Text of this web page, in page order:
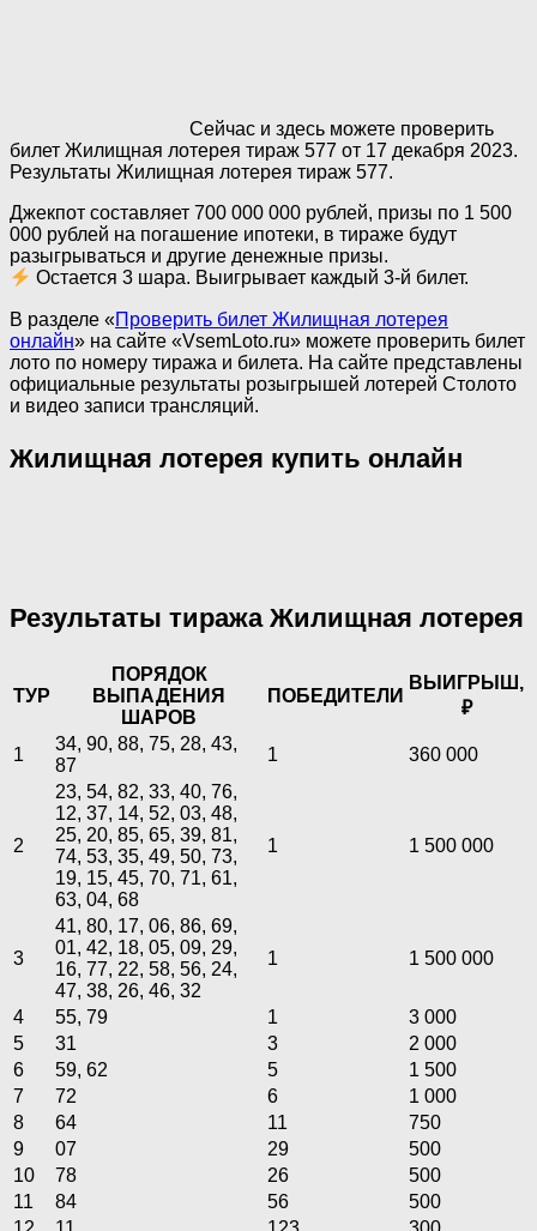
Сейчас и здесь можете проверить
билет Жилищная лотерея тираж 577 от 17 декабря 2023.
Результаты Жилищная лотерея тираж 577.
Джекпот составляет 700 000 000 рублей, призы по 1 500
000 рублей на погашение ипотеки, в тираже будут
разыгрываться и другие денежные призы.
Остается 3 шара. Выигрывает каждый 3-й билет.
В разделе «Проверить билет Жилищная лотерея
онлайн» на сайте «VsemLoto.ru» можете проверить билет
лото по номеру тиража и билета. На сайте представлены
официальные результаты розыгрышей лотерей Столото
и видео записи трансляций.
Жилищная лотерея купить онлайн
Результаты тиража Жилищная лотерея
ТУР
ПОРЯДОК
ВЫПАДЕНИЯ
ШАРОВ
ПОБЕДИТЕЛИ
ВЫИГРЫШ,
₽
1
34, 90, 88, 75, 28, 43,
87
1 360 000
2
23, 54, 82, 33, 40, 76,
12, 37, 14, 52, 03, 48,
25, 20, 85, 65, 39, 81,
74, 53, 35, 49, 50, 73,
19, 15, 45, 70, 71, 61,
63, 04, 68
1 1 500 000
3
41, 80, 17, 06, 86, 69,
01, 42, 18, 05, 09, 29,
16, 77, 22, 58, 56, 24,
47, 38, 26, 46, 32
1 1 500 000
4 55, 79 1
3 000
5
31 3
2 000
6
59, 62 5
1 500
7
72 6
1 000
8
64 11
750
9
07 29
500
10
78 26
500
11
84 56
500